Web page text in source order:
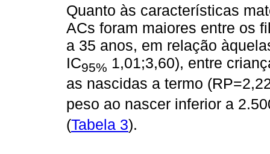
Quanto às características
ACs foram maiores entre os
a 35 anos, em relação
IC95% 1,01;3,60), entre
as nascidas a termo
peso ao nascer inferior a
(Tabela 3).